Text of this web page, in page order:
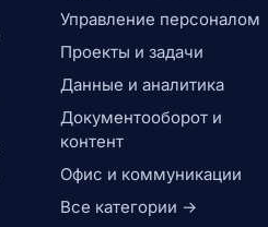
Управление персоналом
Проекты и задачи
Данные и аналитика
Документооборот и
контент
Офис и коммуникации
Все категории →